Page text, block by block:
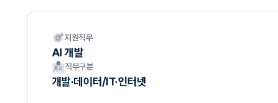
지원직무
AI 개발
직무구분
개발·데이터/IT·인터넷